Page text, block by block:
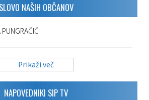
SLOVO NAŠIH OBČANOV
Prikaži več
NAPOVEDNIKI SIP TV